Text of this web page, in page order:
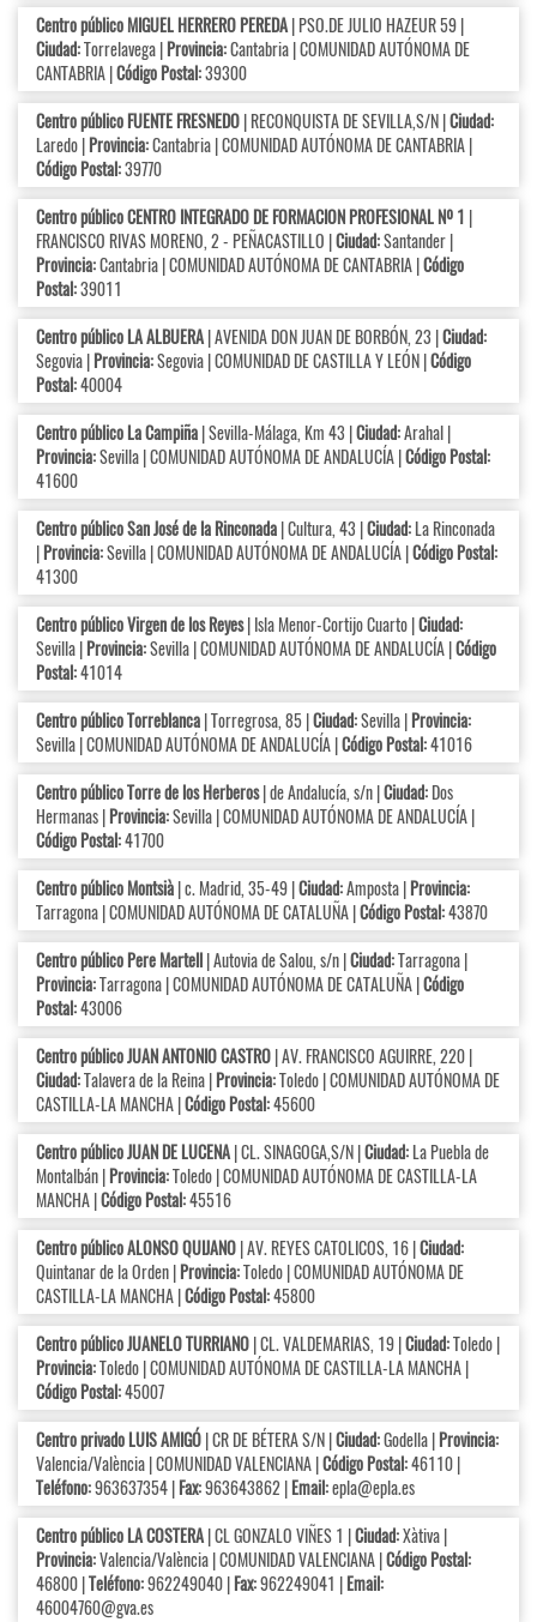
Centro público MIGUEL HERRERO PEREDA| PSO.DE JULIO HAZEUR 59 |
Ciudad:Torrelavega |Provincia:Cantabria | COMUNIDAD AUTÓNOMA DE
CANTABRIA |Código Postal:39300
Centro público FUENTE FRESNEDO| RECONQUISTA DE SEVILLA,S/N |Ciudad:
Laredo |Provincia:Cantabria | COMUNIDAD AUTÓNOMA DE CANTABRIA |
Código Postal:39770
Centro público CENTRO INTEGRADO DE FORMACION PROFESIONAL Nº 1 |
FRANCISCO RIVAS MORENO, 2 - PEÑACASTILLO |Ciudad:Santander |
Provincia:Cantabria | COMUNIDAD AUTÓNOMA DE CANTABRIA |Código
Postal:39011
Centro público LA ALBUERA| AVENIDA DON JUAN DE BORBÓN, 23 |Ciudad:
Segovia |Provincia:Segovia | COMUNIDAD DE CASTILLA Y LEÓN |Código
Postal:40004
Centro público La Campiña| Sevilla-Málaga, Km 43 |Ciudad:Arahal |
Provincia:Sevilla | COMUNIDAD AUTÓNOMA DE ANDALUCÍA |Código Postal:
41600
Centro público San José de la Rinconada| Cultura, 43 |Ciudad:La Rinconada
|Provincia:Sevilla | COMUNIDAD AUTÓNOMA DE ANDALUCÍA |Código Postal:
41300
Centro público Virgen de los Reyes| Isla Menor-Cortijo Cuarto |Ciudad:
Sevilla |Provincia:Sevilla | COMUNIDAD AUTÓNOMA DE ANDALUCÍA |Código
Postal:41014
Centro público Torreblanca| Torregrosa, 85 |Ciudad:Sevilla |Provincia:
Sevilla | COMUNIDAD AUTÓNOMA DE ANDALUCÍA |Código Postal:41016
Centro público Torre de los Herberos| de Andalucía, s/n |Ciudad:Dos
Hermanas |Provincia:Sevilla | COMUNIDAD AUTÓNOMA DE ANDALUCÍA |
Código Postal:41700
Centro público Montsià| c. Madrid, 35-49 |Ciudad:Amposta |Provincia:
Tarragona | COMUNIDAD AUTÓNOMA DE CATALUÑA |Código Postal:43870
Centro público Pere Martell| Autovia de Salou, s/n |Ciudad:Tarragona |
Provincia:Tarragona | COMUNIDAD AUTÓNOMA DE CATALUÑA |Código
Postal:43006
Centro público JUAN ANTONIO CASTRO| AV. FRANCISCO AGUIRRE, 220 |
Ciudad:Talavera de la Reina |Provincia:Toledo | COMUNIDAD AUTÓNOMA DE
CASTILLA-LA MANCHA |Código Postal:45600
Centro público JUAN DE LUCENA| CL. SINAGOGA,S/N |Ciudad:La Puebla de
Montalbán |Provincia:Toledo | COMUNIDAD AUTÓNOMA DE CASTILLA-LA
MANCHA |Código Postal:45516
Centro público ALONSO QUIJANO| AV. REYES CATOLICOS, 16 |Ciudad:
Quintanar de la Orden |Provincia:Toledo | COMUNIDAD AUTÓNOMA DE
CASTILLA-LA MANCHA |Código Postal:45800
Centro público JUANELO TURRIANO| CL. VALDEMARIAS, 19 |Ciudad:Toledo |
Provincia:Toledo | COMUNIDAD AUTÓNOMA DE CASTILLA-LA MANCHA |
Código Postal:45007
Centro privado LUIS AMIGÓ| CR DE BÉTERA S/N |Ciudad:Godella |Provincia:
Valencia/València | COMUNIDAD VALENCIANA |Código Postal:46110 |
Teléfono:963637354 |Fax:963643862 |Email:epla@epla.es
Centro público LA COSTERA| CL GONZALO VIÑES 1 |Ciudad:Xàtiva |
Provincia:Valencia/València | COMUNIDAD VALENCIANA |Código Postal:
46800 |Teléfono:962249040 |Fax:962249041 |Email:
46004760@gva.es